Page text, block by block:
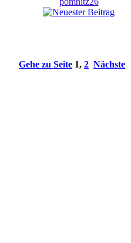
Gehe zu Seite 1, 2 Nächste